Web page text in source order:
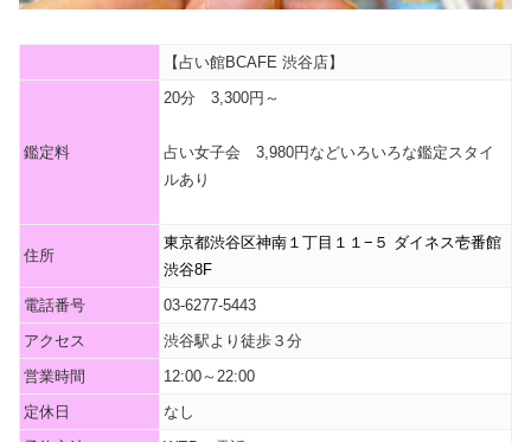
【占い館BCAFE 渋谷店】
鑑定料
20分 3,300円～
占い女子会 3,980円などいろいろな鑑定スタイ
ルあり
住所
東京都渋谷区神南１丁目１１−５ ダイネス壱番館
渋谷8F
電話番号
03-6277-5443
アクセス
渋谷駅より徒歩３分
営業時間
12:00～22:00
定休日
なし